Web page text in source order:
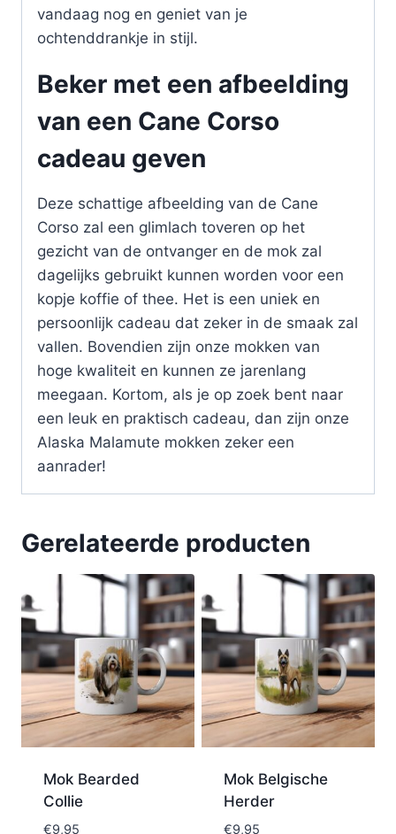
vandaag nog en geniet van je
ochtenddrankje in stijl.
Beker met een afbeelding
van een Cane Corso
cadeau geven
Deze schattige afbeelding van de Cane
Corso zal een glimlach toveren op het
gezicht van de ontvanger en de mok zal
dagelijks gebruikt kunnen worden voor een
kopje koffie of thee. Het is een uniek en
persoonlijk cadeau dat zeker in de smaak zal
vallen. Bovendien zijn onze mokken van
hoge kwaliteit en kunnen ze jarenlang
meegaan. Kortom, als je op zoek bent naar
een leuk en praktisch cadeau, dan zijn onze
Alaska Malamute mokken zeker een
aanrader!
Gerelateerde producten
Mok Bearded
Collie
€9,95
Mok Belgische
Herder
€9,95